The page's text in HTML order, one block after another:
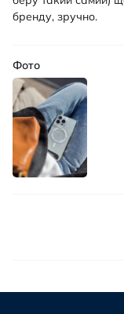
бренду, зручно.
Фото